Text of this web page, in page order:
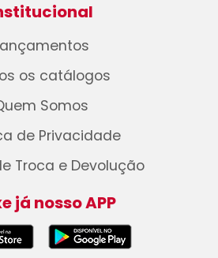
os catálogos
Somos
de Privacidade
Troca e Devolução
já nosso APP